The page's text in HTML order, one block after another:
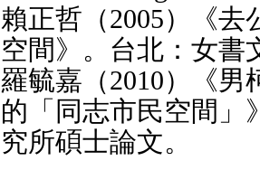
賴正哲（2005）《
空間》。台北：女書
羅毓嘉（2010）《
的「同志市民空間」
究所碩士論文。